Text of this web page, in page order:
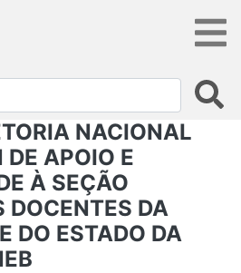
NACIONAL
APOIO E
À SEÇÃO
DOCENTES DA
DO ESTADO DA